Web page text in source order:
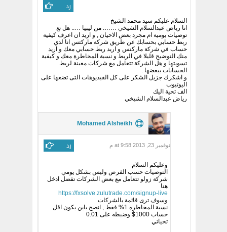
رد
السلام عليكم سيد محمد الشيخ
انا رياض عبدالسلام الشيخي ……. من ليبيا ….. هل تع
توصيات يومية ام مجرد بعض الاحيان , و اريد ان اعرف كيفية
ربط حسابي بحسابك عن طريق شركة ماركتس انا لدي
حساب في شركة ماركتس و اريد ربط حسابي معك و اريد
منك التوضيح قليلا في الربط و نسبة المخاطرة معك و كيفية
تسويتها و هل الشركة تتعامل مع شركات معينة لربط
الحسابات ببعضها .
و اشكرك جزيل الشكر على كل الفيديوهات التى تضعها على
اليوتيوب
الف تحية اليك
رياض عبدالسلام الشيخي
Mohamed Alsheikh
نوفمبر 23, 2013 at 9:58 م رد
وعليكم السلام
التوصيات حسب الفرص وليس بشكل يومي
شركة زولو تتعامل مع بعض الشركات تفضل ادخل
هنا
https://fxsolve.zulutrade.com/signup-live
وسوف ترى قائمة بالشركات
نسبة المخاطره 1% فقط , انصح باين يكون اقل
حساب 1000$ وضبطه على 0.01
تحياتي